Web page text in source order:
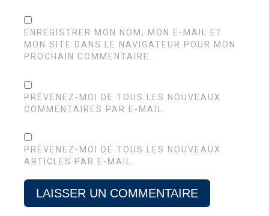
ENREGISTRER MON NOM, MON E-MAIL ET
MON SITE DANS LE NAVIGATEUR POUR MON
PROCHAIN COMMENTAIRE.
PRÉVENEZ-MOI DE TOUS LES NOUVEAUX
COMMENTAIRES PAR E-MAIL.
PRÉVENEZ-MOI DE TOUS LES NOUVEAUX
ARTICLES PAR E-MAIL.